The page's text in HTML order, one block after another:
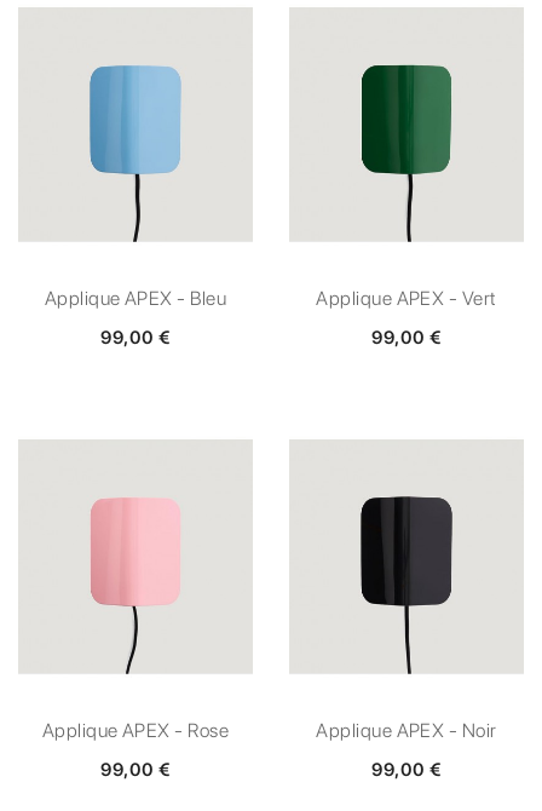
Applique APEX - Bleu
99,00 €
Applique APEX - Vert
99,00 €
Applique APEX - Rose
99,00 €
Applique APEX - Noir
99,00 €